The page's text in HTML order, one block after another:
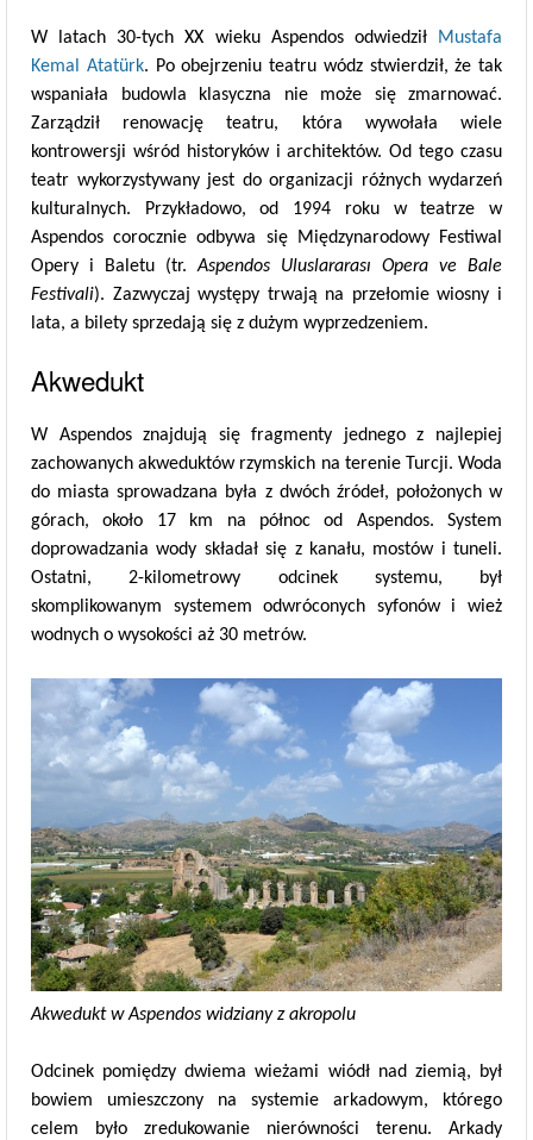
W latach 30-tych XX wieku Aspendos odwiedził Mustafa
Kemal Atatürk. Po obejrzeniu teatru wódz stwierdził, że tak
wspaniała budowla klasyczna nie może się zmarnować.
Zarządził renowację teatru, która wywołała wiele
kontrowersji wśród historyków i architektów. Od tego czasu
teatr wykorzystywany jest do organizacji różnych wydarzeń
kulturalnych. Przykładowo, od 1994 roku w teatrze w
Aspendos corocznie odbywa się Międzynarodowy Festiwal
Opery i Baletu (tr.Aspendos Uluslararası Opera ve Bale
Festivali). Zazwyczaj występy trwają na przełomie wiosny i
lata, a bilety sprzedają się z dużym wyprzedzeniem.
Akwedukt
W Aspendos znajdują się fragmenty jednego z najlepiej
zachowanych akweduktów rzymskich na terenie Turcji. Woda
do miasta sprowadzana była z dwóch źródeł, położonych w
górach, około 17 km na północ od Aspendos. System
doprowadzania wody składał się z kanału, mostów i tuneli.
Ostatni, 2-kilometrowy odcinek systemu, był
skomplikowanym systemem odwróconych syfonów i wież
wodnych o wysokości aż 30 metrów.
Akwedukt w Aspendos widziany z akropolu
Odcinek pomiędzy dwiema wieżami wiódł nad ziemią, był
bowiem umieszczony na systemie arkadowym, którego
celem było zredukowanie nierówności terenu. Arkady